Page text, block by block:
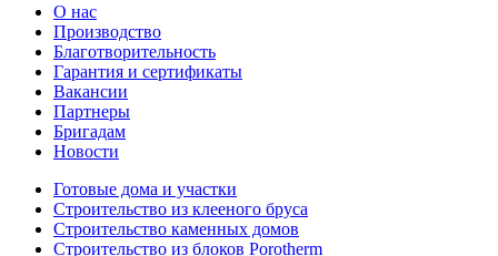
О нас
Производство
Благотворительность
Гарантия и сертификаты
Вакансии
Партнеры
Бригадам
Новости
Готовые дома и участки
Строительство из клееного бруса
Строительство каменных домов
Строительство из блоков Porotherm